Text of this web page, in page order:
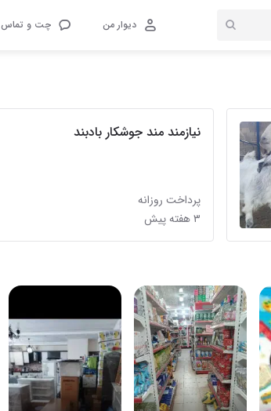
دیوار من چت و تماس
نیازمند مند جوشکار بادبند
پرداخت روزانه
۳ هفته پیش